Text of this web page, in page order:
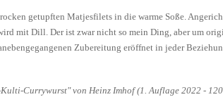
getupften Matjesfilets in die warme Soße.
mit Dill. Der ist zwar nicht so mein Ding, aber um
Zubereitung eröffnet in jeder
Currywurst" von Heinz Imhof (1. Auflage 2022 -